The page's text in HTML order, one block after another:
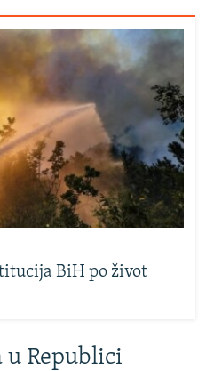
BiH po život
u Republici